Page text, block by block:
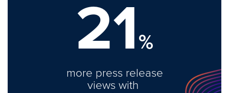
21%
more press release
views with